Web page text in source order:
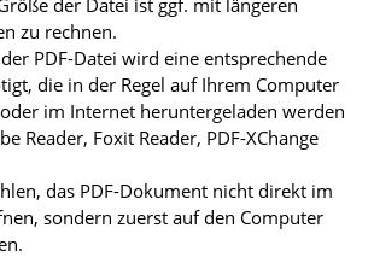
zu rechnen.
PDF-Datei wird eine entsprechende
die in der Regel auf Ihrem Computer
im Internet heruntergeladen werden
Reader, Foxit Reader, PDF-XChange
das PDF-Dokument nicht direkt im
sondern zuerst auf den Computer